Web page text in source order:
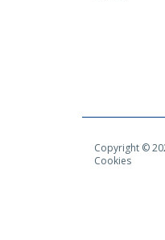
Copyright ©
Cookies